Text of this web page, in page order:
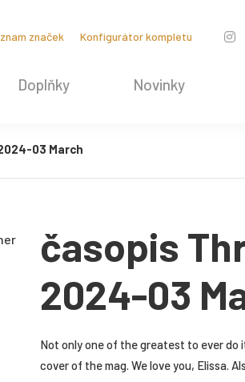
značek Konfigurátor kompletu
Doplňky Novinky
03 March
časopis
2024-03
Not only one of the greatest to ever do
cover of the mag. We love you, Elissa.